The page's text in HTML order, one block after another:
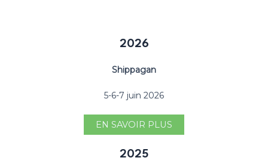
2026
Shippagan
5-6-7 juin 2026
EN SAVOIR PLUS
2025